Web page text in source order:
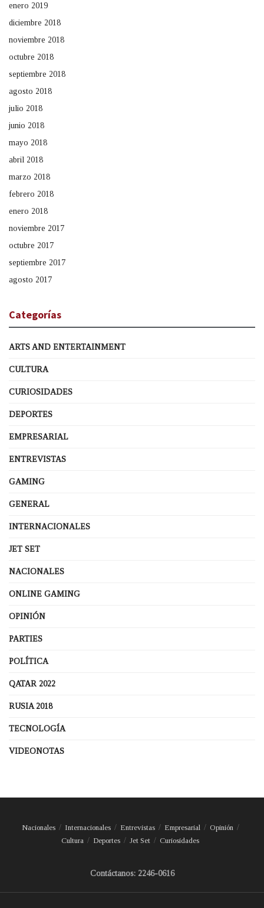
enero 2019
diciembre 2018
noviembre 2018
octubre 2018
septiembre 2018
agosto 2018
julio 2018
junio 2018
mayo 2018
abril 2018
marzo 2018
febrero 2018
enero 2018
noviembre 2017
octubre 2017
septiembre 2017
agosto 2017
Categorías
ARTS AND ENTERTAINMENT
CULTURA
CURIOSIDADES
DEPORTES
EMPRESARIAL
ENTREVISTAS
GAMING
GENERAL
INTERNACIONALES
JET SET
NACIONALES
ONLINE GAMING
OPINIÓN
PARTIES
POLÍTICA
QATAR 2022
RUSIA 2018
TECNOLOGÍA
VIDEONOTAS
Nacionales Internacionales Entrevistas Empresarial
Opinión
Cultura
Deportes Jet Set Curiosidades
Contáctanos: 2246-0616